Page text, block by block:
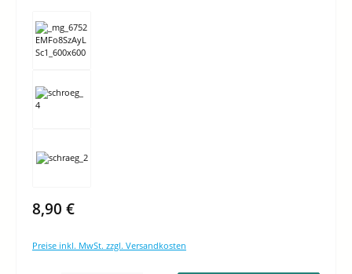
8,90 €
Preise inkl. MwSt. zzgl. Versandkosten